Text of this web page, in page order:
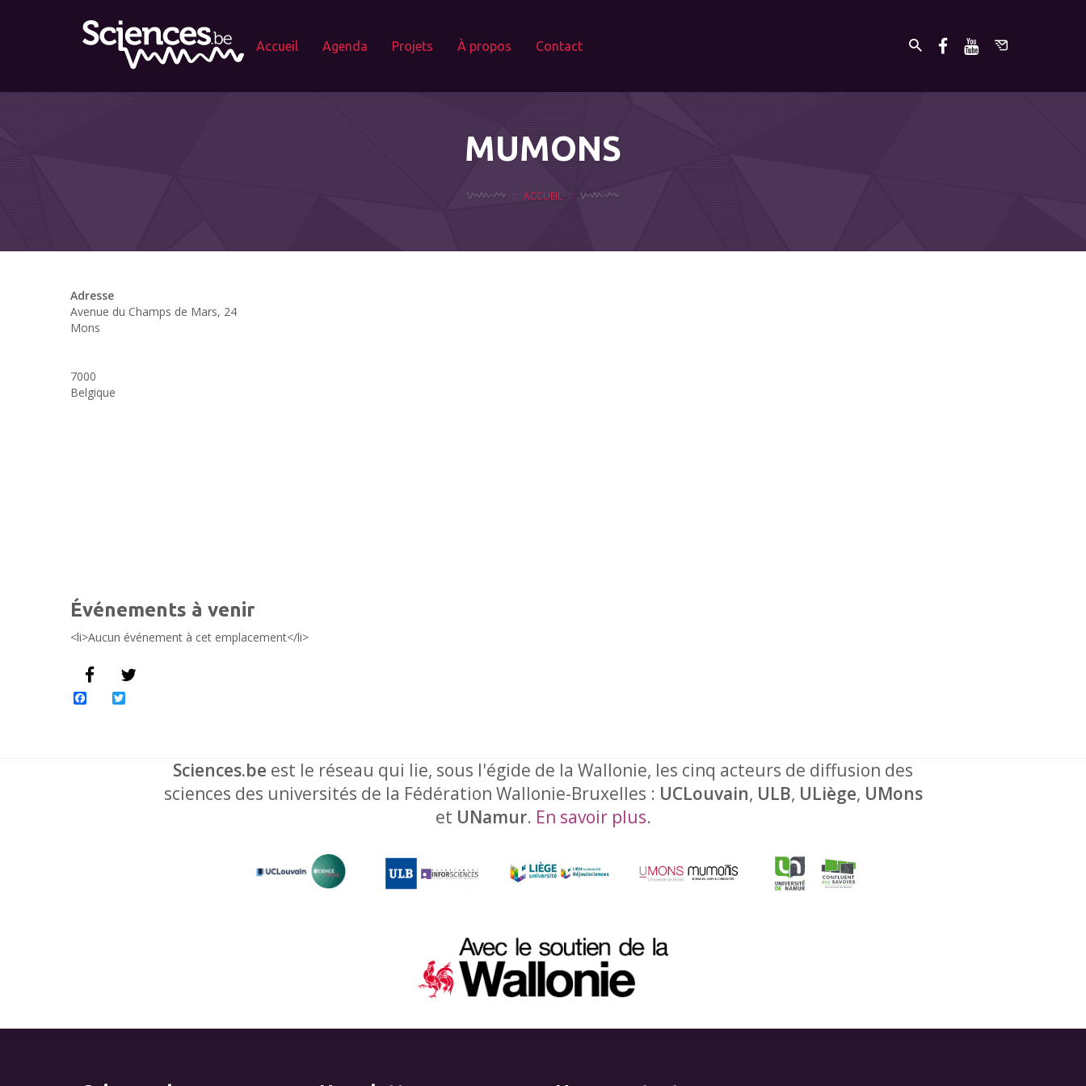
Accueil Agenda Projets À propos Contact
MUMONS
ACCUEIL
Adresse
Avenue du Champs de Mars, 24
Mons
7000
Belgique
Événements à venir
<li>Aucun événement à cet emplacement</li>
Facebook
Sciences.be est le réseau qui lie, sous l'égide de la Wallonie, les cinq acteurs de diffusion des
sciences des universités de la Fédération Wallonie-Bruxelles : UCLouvain, ULB, ULiège, UMons
et UNamur. En savoir plus.